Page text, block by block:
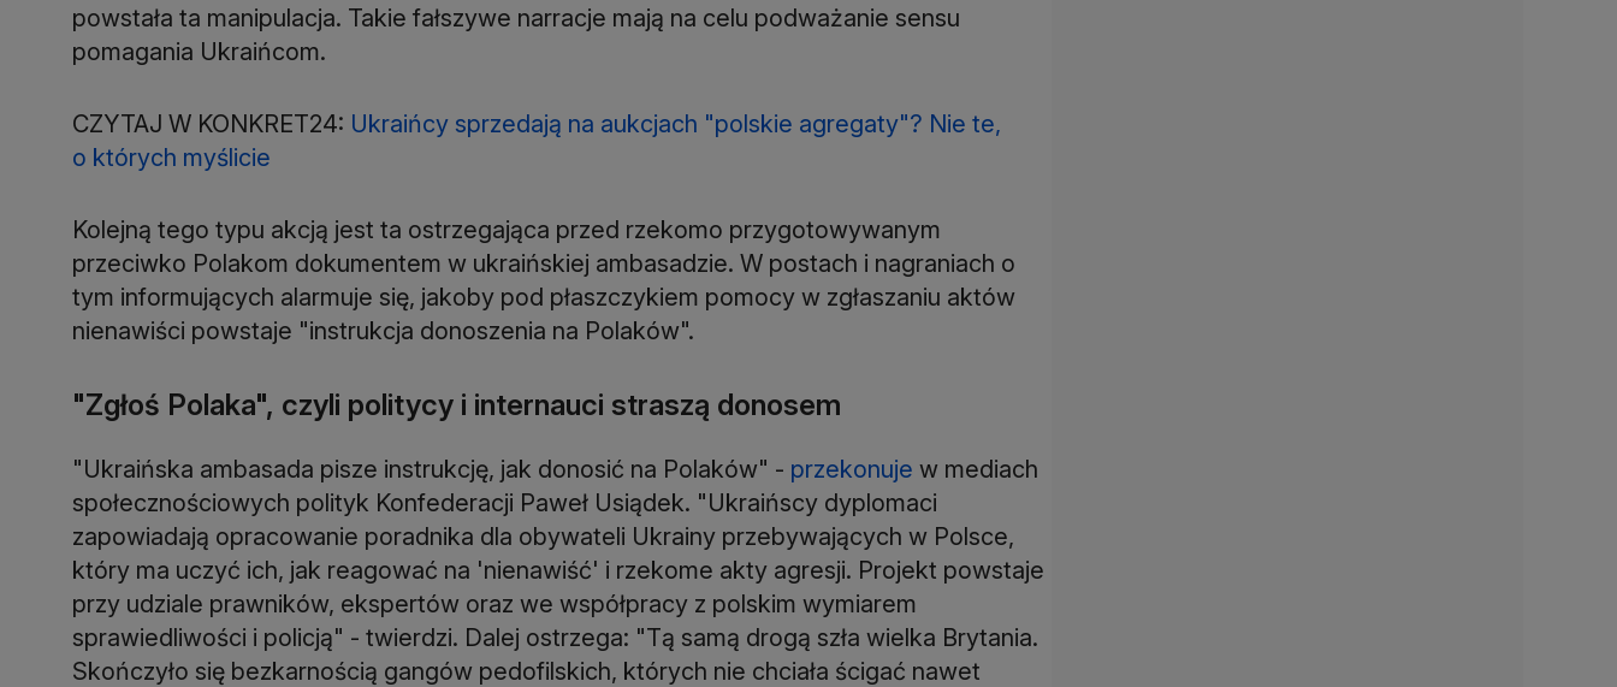
powstała ta manipulacja. Takie fałszywe narracje mają na celu podważanie sensu
pomagania Ukraińcom.
CZYTAJ W KONKRET24: Ukraińcy sprzedają na aukcjach "polskie agregaty"? Nie te,
o których myślicie
Kolejną tego typu akcją jest ta ostrzegająca przed rzekomo przygotowywanym
przeciwko Polakom dokumentem w ukraińskiej ambasadzie. W postach i nagraniach o
tym informujących alarmuje się, jakoby pod płaszczykiem pomocy w zgłaszaniu aktów
nienawiści powstaje "instrukcja donoszenia na Polaków".
"Zgłoś Polaka", czyli politycy i internauci straszą donosem
"Ukraińska ambasada pisze instrukcję, jak donosić na Polaków" - przekonuje w mediach
społecznościowych polityk Konfederacji Paweł Usiądek. "Ukraińscy dyplomaci
zapowiadają opracowanie poradnika dla obywateli Ukrainy przebywających w Polsce,
który ma uczyć ich, jak reagować na 'nienawiść' i rzekome akty agresji. Projekt powstaje
przy udziale prawników, ekspertów oraz we współpracy z polskim wymiarem
sprawiedliwości i policją" - twierdzi. Dalej ostrzega: "Tą samą drogą szła wielka Brytania.
Skończyło się bezkarnością gangów pedofilskich, których nie chciała ścigać nawet